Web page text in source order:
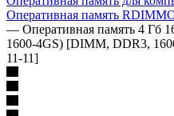
Оперативная память RDIMM
— Оперативная память 4 Гб
1600-4GS) [DIMM, DDR3,
11-11]